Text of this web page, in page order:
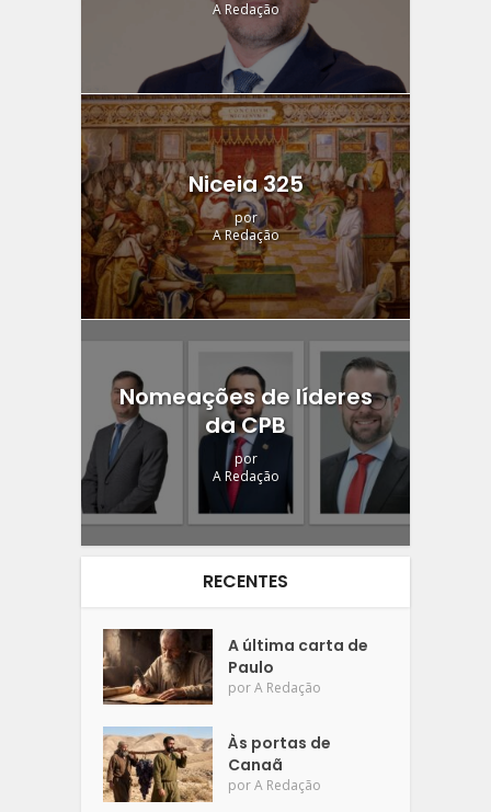
A Redação
Niceia 325
por
A Redação
Nomeações de líderes
da CPB
por
A Redação
RECENTES
A última carta de
Paulo
porA Redação
Às portas de
Canaã
porA Redação